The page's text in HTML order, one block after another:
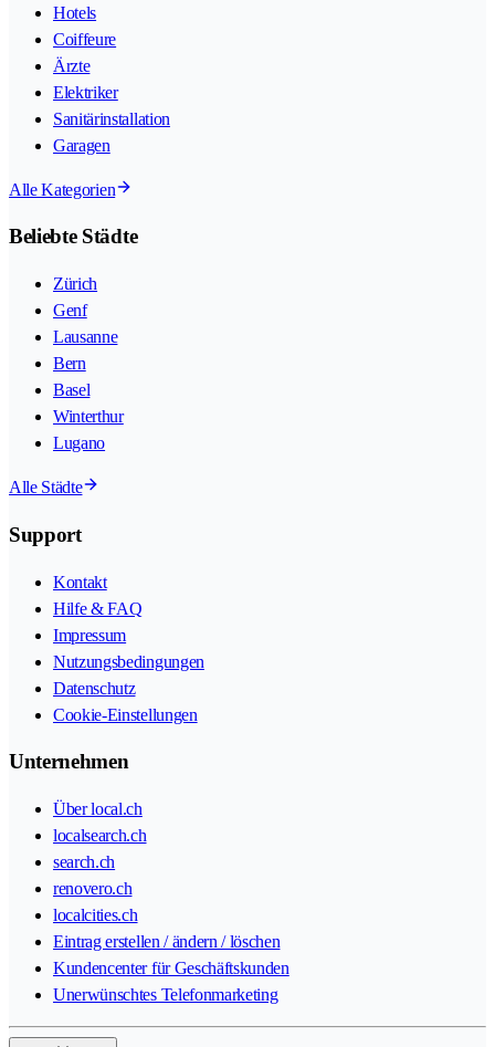
Hotels
Coiffeure
Ärzte
Elektriker
Sanitärinstallation
Garagen
Alle Kategorien
Beliebte Städte
Zürich
Genf
Lausanne
Bern
Basel
Winterthur
Lugano
Alle Städte
Support
Kontakt
Hilfe & FAQ
Impressum
Nutzungsbedingungen
Datenschutz
Cookie-Einstellungen
Unternehmen
Über local.ch
localsearch.ch
search.ch
renovero.ch
localcities.ch
Eintrag erstellen / ändern / löschen
Kundencenter für Geschäftskunden
Unerwünschtes Telefonmarketing